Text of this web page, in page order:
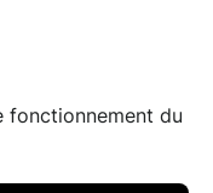
fonctionnement du